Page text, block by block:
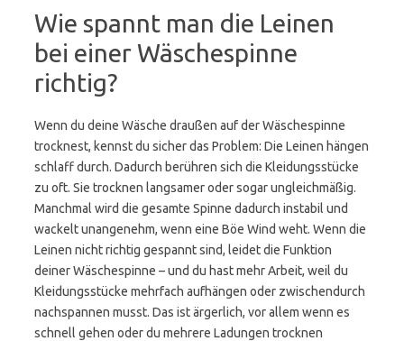
Wie spannt man die Leinen
bei einer Wäschespinne
richtig?
Wenn du deine Wäsche draußen auf der Wäschespinne
trocknest, kennst du sicher das Problem: Die Leinen hängen
schlaff durch. Dadurch berühren sich die Kleidungsstücke
zu oft. Sie trocknen langsamer oder sogar ungleichmäßig.
Manchmal wird die gesamte Spinne dadurch instabil und
wackelt unangenehm, wenn eine Böe Wind weht. Wenn die
Leinen nicht richtig gespannt sind, leidet die Funktion
deiner Wäschespinne – und du hast mehr Arbeit, weil du
Kleidungsstücke mehrfach aufhängen oder zwischendurch
nachspannen musst. Das ist ärgerlich, vor allem wenn es
schnell gehen oder du mehrere Ladungen trocknen